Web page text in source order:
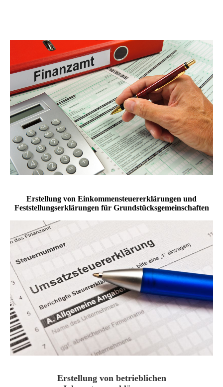
Erstellung von Einkommensteuererklärungen und
Feststellungserklärungen für Grundstücksgemeinschaften
Erstellung von betrieblichen